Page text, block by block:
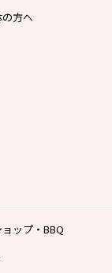
方へ
ップ・BBQ